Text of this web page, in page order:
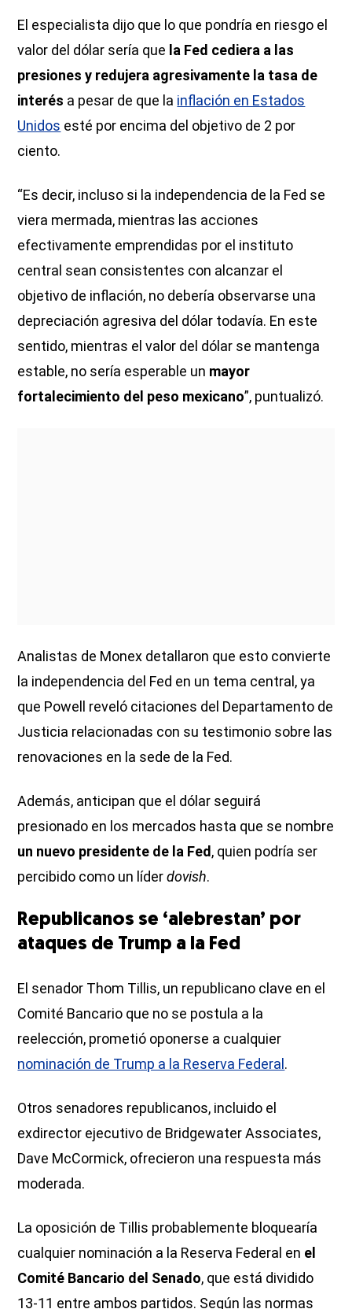
El especialista dijo que lo que pondría en riesgo el
valor del dólar sería que la Fed cediera a las
presiones y redujera agresivamente la tasa de
interés a pesar de que la inflación en Estados
Unidos esté por encima del objetivo de 2 por
ciento.
“Es decir, incluso si la independencia de la Fed se
viera mermada, mientras las acciones
efectivamente emprendidas por el instituto
central sean consistentes con alcanzar el
objetivo de inflación, no debería observarse una
depreciación agresiva del dólar todavía. En este
sentido, mientras el valor del dólar se mantenga
estable, no sería esperable un mayor
fortalecimiento del peso mexicano”, puntualizó.
Analistas de Monex detallaron que esto convierte
la independencia del Fed en un tema central, ya
que Powell reveló citaciones del Departamento de
Justicia relacionadas con su testimonio sobre las
renovaciones en la sede de la Fed.
Además, anticipan que el dólar seguirá
presionado en los mercados hasta que se nombre
un nuevo presidente de la Fed, quien podría ser
percibido como un líderdovish.
Republicanos se ‘alebrestan’ por
ataques de Trump a la Fed
El senador Thom Tillis, un republicano clave en el
Comité Bancario que no se postula a la
reelección, prometió oponerse a cualquier
nominación de Trump a la Reserva Federal.
Otros senadores republicanos, incluido el
exdirector ejecutivo de Bridgewater Associates,
Dave McCormick, ofrecieron una respuesta más
moderada.
La oposición de Tillis probablemente bloquearía
cualquier nominación a la Reserva Federal en el
Comité Bancario del Senado, que está dividido
13-11 entre ambos partidos. Según las normas